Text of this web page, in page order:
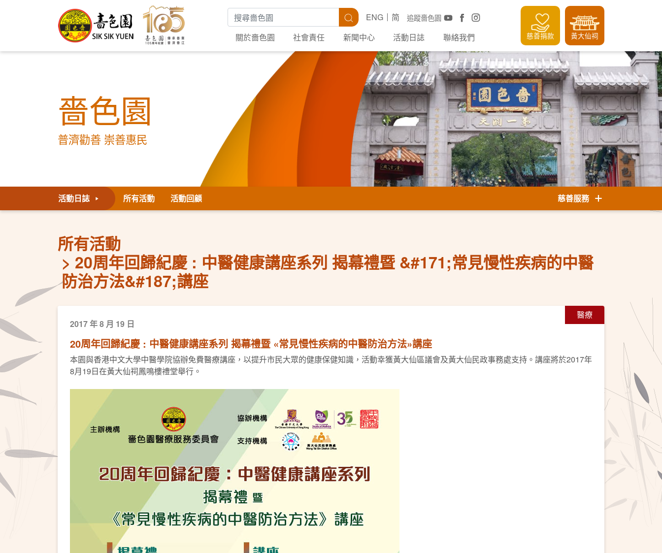
搜尋關鍵字 搜尋 追蹤嗇色園
ENG
简
關於嗇色園
社會責任 新聞中心 活動日誌 聯絡我們 慈善捐款 黃大仙祠
嗇色園
普濟勸善 崇善惠民
活動日誌 所有活動 活動回顧 慈善服務
所有活動
20周年回歸紀慶 : 中醫健康講座系列 揭幕禮暨 &#171;常見慢性疾病的中醫
防治方法&#187;講座
醫療
2017 年 8 月 19 日
20周年回歸紀慶 : 中醫健康講座系列 揭幕禮暨 «常見慢性疾病的中醫防治方法»講座
本園與香港中文大學中醫學院協辦免費醫療講座，以提升市民大眾的健康保健知識，活動幸獲黃大仙區議會及黃大仙民政事務處支持。講座將於2017年
8月19日在黃大仙祠鳳鳴樓禮堂舉行。